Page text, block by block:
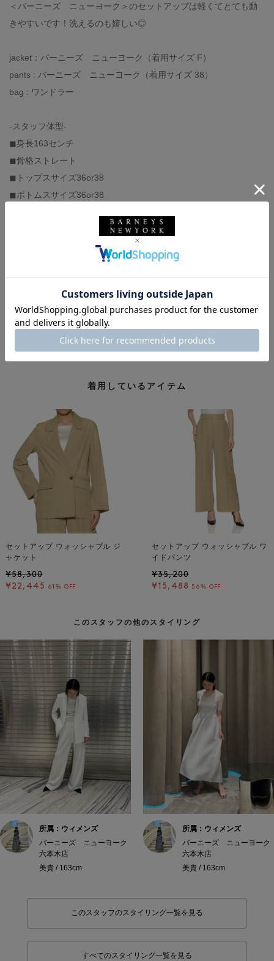
＜バーニーズ ニューヨーク＞のセットアップは軽くてとても動
きやすいです！洗えるのも嬉しい◎
jacket：バーニーズ ニューヨーク（着用サイズ F）
pants : バーニーズ ニューヨーク（着用サイズ 38）
bag : ワンドラー
-スタッフ体型-
◼︎身長163センチ
◼︎骨格ストレート
◼︎トップスサイズ36or38
◼︎ボトムスサイズ36or38
◼︎スニーカーサイズ25or25.5
バーニーズ ニューヨーク BARNEYS NEW YORK WANDLER
ワンドラー ウィメンズウェア ジャケット パンツ セットアップ
春コーデ
バーニーズ ニューヨーク六本木店
着用しているアイテム
セットアップ ウォッシャブル ジ
ャケット
¥58,300
¥22,445
61% OFF
セットアップ ウォッシャブル ワ
イドパンツ
¥35,200
¥15,488
56% OFF
このスタッフの他のスタイリング
所属：ウィメンズ
バーニーズ ニューヨーク
六本木店
美貴 / 163cm
所属：ウィメンズ
バーニーズ ニューヨーク
六本木店
美貴 / 163cm
このスタッフのスタイリング一覧を見る
すべてのスタイリング一覧を見る